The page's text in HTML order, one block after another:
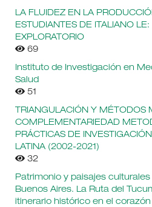
LA FLUIDEZ EN LA
ESTUDIANTES DE ITALIANO
EXPLORATORIO
69
Instituto de Investigación en
Salud
51
TRIANGULACIÓN Y MÉTODOS
COMPLEMENTARIEDAD
PRÁCTICAS DE
LATINA (2002-2021)
32
Patrimonio y paisajes
Buenos Aires. La Ruta del
itinerario histórico en el